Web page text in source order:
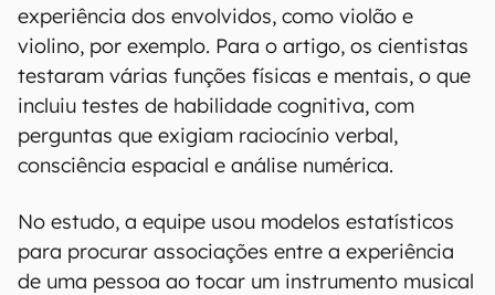
experiência dos envolvidos, como violão e
violino, por exemplo. Para o artigo, os cientistas
testaram várias funções físicas e mentais, o que
incluiu testes de habilidade cognitiva, com
perguntas que exigiam raciocínio verbal,
consciência espacial e análise numérica.
No estudo, a equipe usou modelos estatísticos
para procurar associações entre a experiência
de uma pessoa ao tocar um instrumento musical